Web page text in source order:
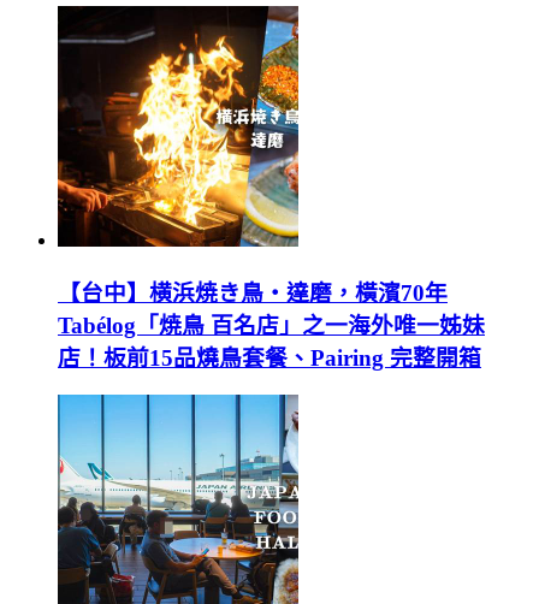
【台中】横浜焼き鳥‧達磨，橫濱70年
Tabélog「焼鳥 百名店」之一海外唯一姊妹
店！板前15品燒鳥套餐、Pairing 完整開箱